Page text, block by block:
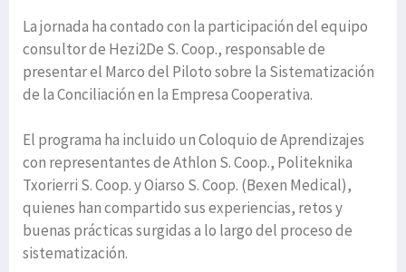
La jornada ha contado con la participación del equipo
consultor de Hezi2De S. Coop., responsable de
presentar el Marco del Piloto sobre la Sistematización
de la Conciliación en la Empresa Cooperativa.
El programa ha incluido un Coloquio de Aprendizajes
con representantes de Athlon S. Coop., Politeknika
Txorierri S. Coop. y Oiarso S. Coop. (Bexen Medical),
quienes han compartido sus experiencias, retos y
buenas prácticas surgidas a lo largo del proceso de
sistematización.